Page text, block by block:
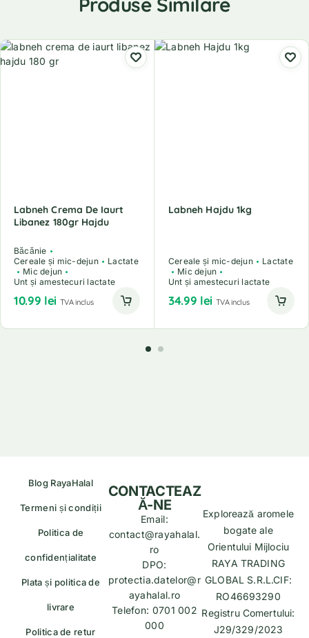
Labneh Crema De Iaurt
Libanez 180gr Hajdu
Băcănie
Cereale și mic-dejun
Lactate
Mic dejun
Unt și amestecuri lactate
10.99 lei TVA inclus
Labneh Hajdu 1kg
Cereale și mic-dejun
Lactate
Mic dejun
Unt și amestecuri lactate
34.99 lei TVA inclus
Blog RayaHalal
Termeni și condiții
Politica de
confidențialitate
Plata și politica de
livrare
Politica de retur
Explorează aromele
bogate ale
Orientului Mijlociu
RAYA TRADING
GLOBAL S.R.L.CIF:
RO46693290
Registru Comertului:
J29/329/2023
CONTACTEAZ
Ă-NE
Email:
contact@rayahalal.
ro
DPO:
protectia.datelor@r
ayahalal.ro
Telefon: 0701 002
000